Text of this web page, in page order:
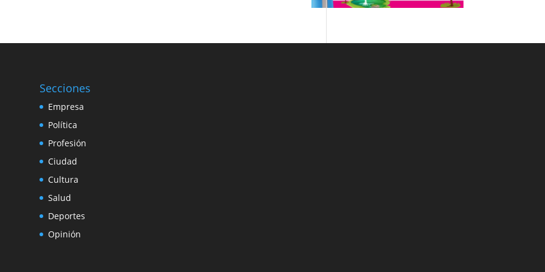
Secciones
Empresa
Política
Profesión
Ciudad
Cultura
Salud
Deportes
Opinión